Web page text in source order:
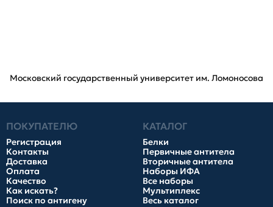
Московский государственный университет им. Ломоносова
ПОКУПАТЕЛЮ
Регистрация
Контакты
Доставка
Оплата
Качество
Как искать?
Поиск по антигену
КАТАЛОГ
Белки
Первичные антитела
Вторичные антитела
Наборы ИФА
Все наборы
Мультиплекс
Весь каталог